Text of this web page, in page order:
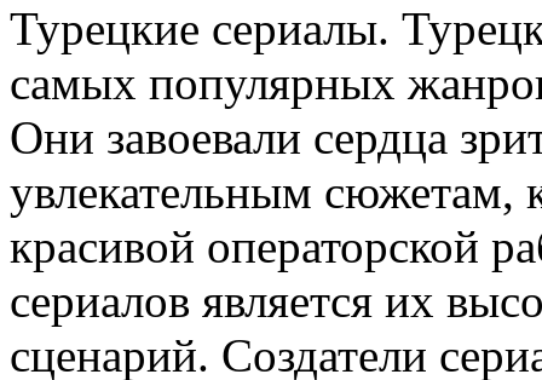
Турeцкиe сeриaлы.
самых популярных
Они завоевали сердца
увлекательным сюжетам,
красивой операторской
сериалов является их
сценарий. Создатели